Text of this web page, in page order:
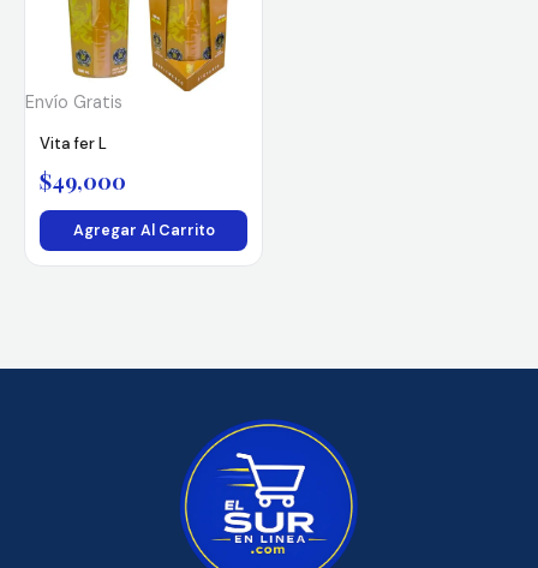
Envío Gratis
Vita fer L
$49,000
Agregar Al Carrito